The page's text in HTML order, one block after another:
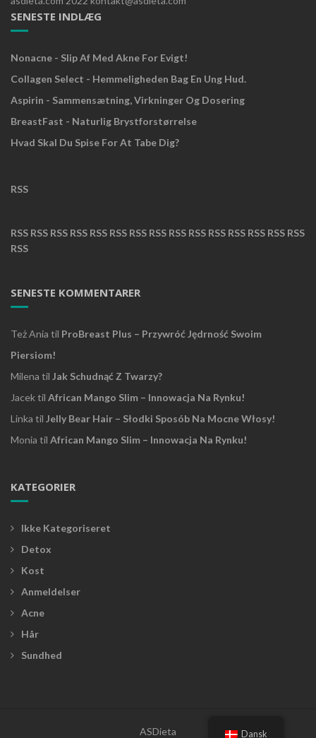
SENESTE INDLÆG
Nonacne - Slip Af Med Akne For Evigt!
Collagen Select - Hemmeligheden Bag En Ung Hud.
Aspirin - Sammensætning, Virkninger Og Dosering
BreastFast - Naturlig Brystforstørrelse
Hvad Skal Du Spise For At Tabe Dig?
RSS
RSS RSS RSS RSS RSS RSS RSS RSS RSS RSS RSS RSS RSS RSS RSS
RSS
SENESTE KOMMENTARER
Też Ania til ProBreast Plus – Przywróć Jędrność Swoim
Piersiom!
Milena til Jak Schudnąć Z Twarzy?
Jacektil African Mango Slim – Innowacja Na Rynku!
Linka til Jelly Bear Hair – Słodki Sposób Na Mocne Włosy!
Monia til African Mango Slim – Innowacja Na Rynku!
KATEGORIER
Ikke Kategoriseret
Detox
Kost
Anmeldelser
Acne
Hår
Sundhed
ASDieta Dansk